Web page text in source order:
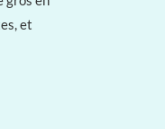
et